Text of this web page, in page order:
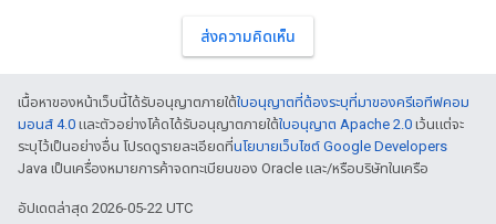
ส่งความคิดเห็น
เนื้อหาของหน้าเว็บนี้ได้รับอนุญาตภายใต้ใบอนุญาตที่ต้องระบุที่มาของครีเอทีฟคอม
มอนส์ 4.0 และตัวอย่างโค้ดได้รับอนุญาตภายใต้ใบอนุญาต Apache 2.0 เว้นแต่จะ
ระบุไว้เป็นอย่างอื่น โปรดดูรายละเอียดที่นโยบายเว็บไซต์ Google Developers
Java เป็นเครื่องหมายการค้าจดทะเบียนของ Oracle และ/หรือบริษัทในเครือ
อัปเดตล่าสุด 2026-05-22 UTC